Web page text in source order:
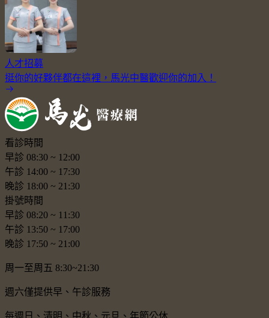
人才招募
挺你的好夥伴都在這裡，馬光中醫歡迎你的加入！
看診時間
早診 08:30 ~ 12:00
午診 14:00 ~ 17:30
晚診 18:00 ~ 21:30
掛號時間
早診 08:20 ~ 11:30
午診 13:50 ~ 17:00
晚診 17:50 ~ 21:00
周一至周五 8:30~21:30
週六僅提供早、午診服務
每週日、清明、中秋、元旦、年節公休